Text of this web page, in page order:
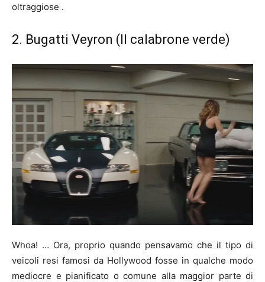
oltraggiose .
2. Bugatti Veyron (Il calabrone verde)
Whoa! … Ora, proprio quando pensavamo che il tipo di
veicoli resi famosi da Hollywood fosse in qualche modo
mediocre e pianificato o comune alla maggior parte di